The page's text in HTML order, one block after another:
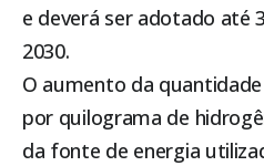
e deverá ser adotado até
2030.
O aumento da
por quilograma de
da fonte de energia